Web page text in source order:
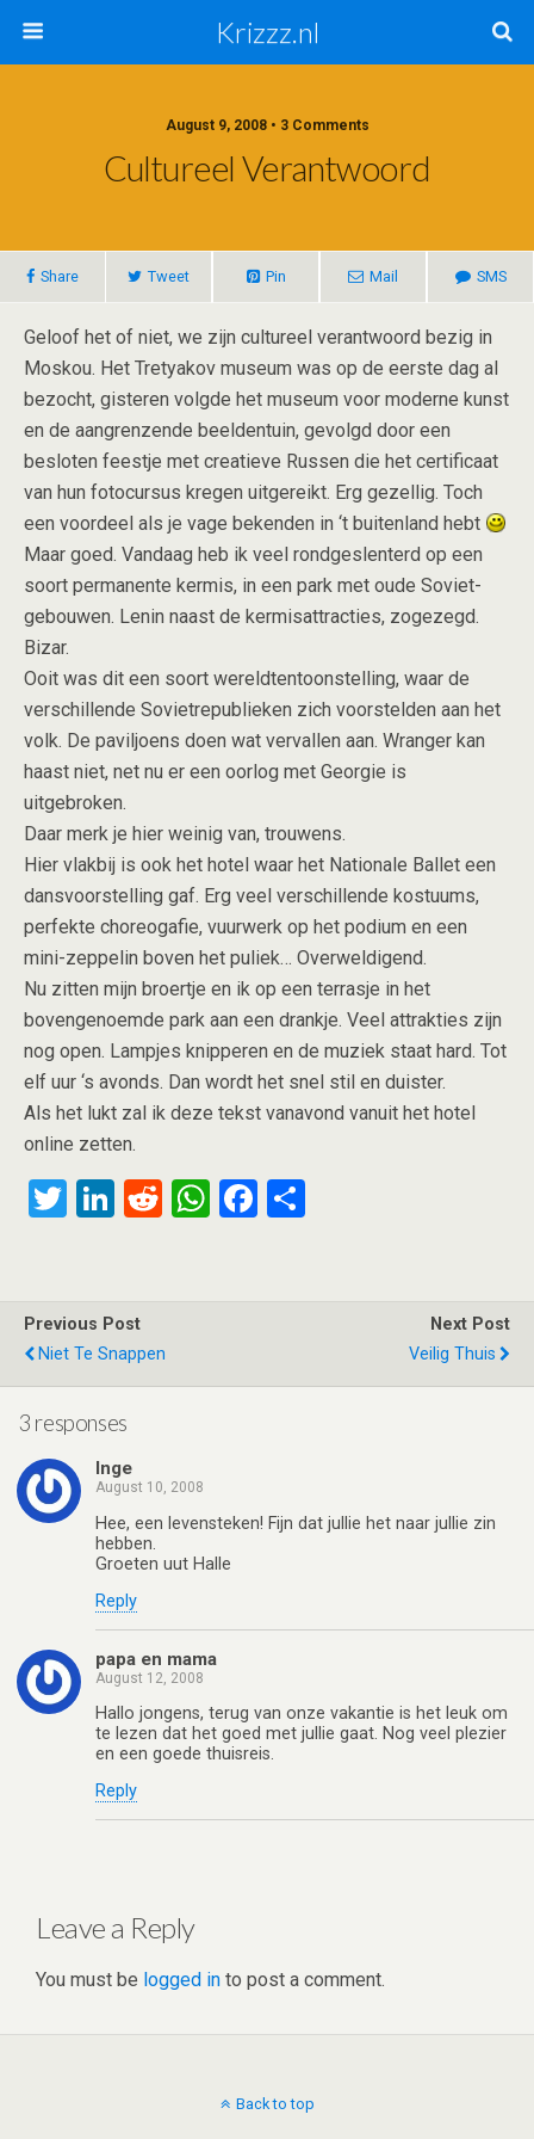
Krizzz.nl
August 9, 2008 • 3 Comments
Cultureel Verantwoord
Share Tweet Pin Mail SMS
Geloof het of niet, we zijn cultureel verantwoord bezig in
Moskou. Het Tretyakov museum was op de eerste dag al
bezocht, gisteren volgde het museum voor moderne kunst
en de aangrenzende beeldentuin, gevolgd door een
besloten feestje met creatieve Russen die het certificaat
van hun fotocursus kregen uitgereikt. Erg gezellig. Toch
een voordeel als je vage bekenden in ‘t buitenland hebt
Maar goed. Vandaag heb ik veel rondgeslenterd op een
soort permanente kermis, in een park met oude Soviet-
gebouwen. Lenin naast de kermisattracties, zogezegd.
Bizar.
Ooit was dit een soort wereldtentoonstelling, waar de
verschillende Sovietrepublieken zich voorstelden aan het
volk. De paviljoens doen wat vervallen aan. Wranger kan
haast niet, net nu er een oorlog met Georgie is
uitgebroken.
Daar merk je hier weinig van, trouwens.
Hier vlakbij is ook het hotel waar het Nationale Ballet een
dansvoorstelling gaf. Erg veel verschillende kostuums,
perfekte choreogafie, vuurwerk op het podium en een
mini-zeppelin boven het puliek… Overweldigend.
Nu zitten mijn broertje en ik op een terrasje in het
bovengenoemde park aan een drankje. Veel attrakties zijn
nog open. Lampjes knipperen en de muziek staat hard. Tot
elf uur ‘s avonds. Dan wordt het snel stil en duister.
Als het lukt zal ik deze tekst vanavond vanuit het hotel
online zetten.
T
er
Li
dI
n
R
t
W
p
F
o
Previous Post
Niet Te Snappen
Next Post
Veilig Thuis
3 responses
Inge
August 10, 2008
Hee, een levensteken! Fijn dat jullie het naar jullie zin
hebben.
Groeten uut Halle
Reply
papa en mama
August 12, 2008
Hallo jongens, terug van onze vakantie is het leuk om
te lezen dat het goed met jullie gaat. Nog veel plezier
en een goede thuisreis.
Reply
Leave a Reply
You must be logged in to post a comment.
Back to top